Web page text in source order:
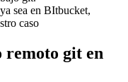
sea en BItbucket,
caso
remoto git en